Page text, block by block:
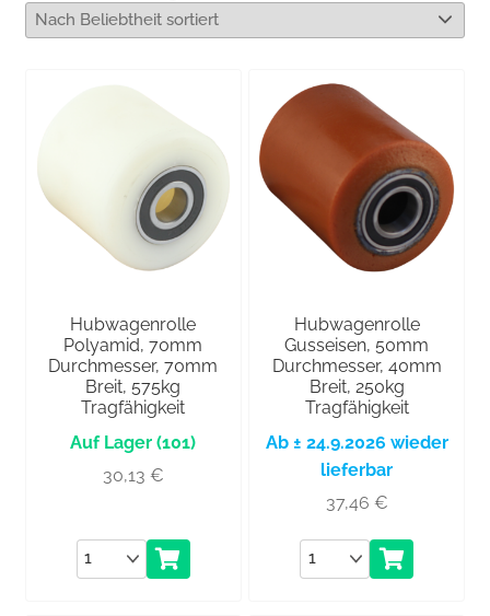
Hubwagenrolle
Polyamid, 70mm
Durchmesser, 70mm
Breit, 575kg
Tragfähigkeit
(101)
30,13 €
Anzahl
Hubwagenrolle
Gusseisen, 50mm
Durchmesser, 40mm
Breit, 250kg
Tragfähigkeit
Ab ± 24.9.2026 wieder
lieferbar
37,46 €
Anzahl